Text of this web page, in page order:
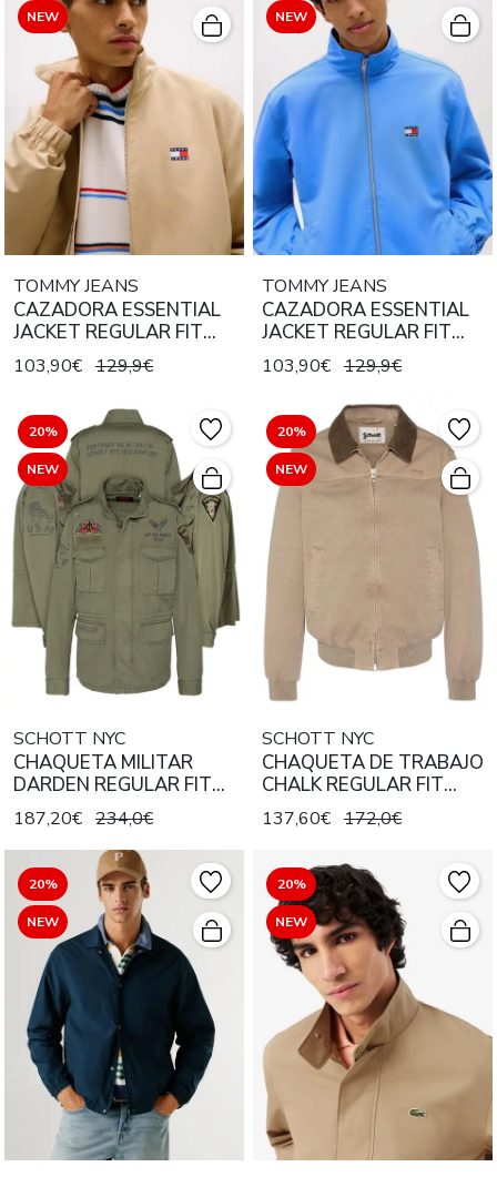
NEW
TOMMY JEANS
CAZADORA ESSENTIAL
JACKET REGULAR FIT
GENTLE GOLD
103,90€ 129,9€
NEW
TOMMY JEANS
CAZADORA ESSENTIAL
JACKET REGULAR FIT
BLUE TWILIGHT
103,90€ 129,9€
20%
NEW
SCHOTT NYC
CHAQUETA MILITAR
DARDEN REGULAR FIT
KAKI
187,20€ 234,0€
20%
NEW
SCHOTT NYC
CHAQUETA DE TRABAJO
CHALK REGULAR FIT
TAUPE
137,60€ 172,0€
20%
NEW
20%
NEW